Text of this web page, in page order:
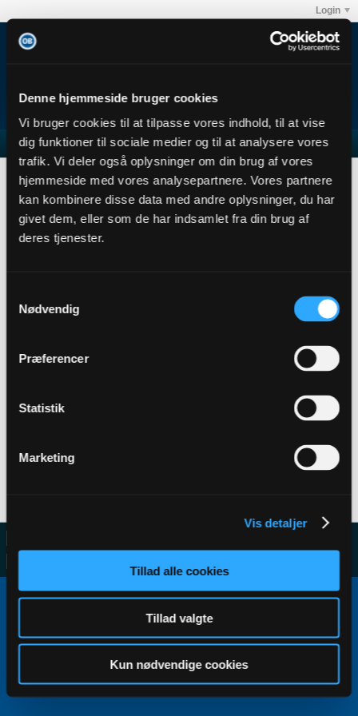
Denne hjemmeside bruger cookies
Vi bruger cookies til at tilpasse vores indhold, til at vise
dig funktioner til sociale medier og til at analysere vores
trafik. Vi deler også oplysninger om din brug af vores
hjemmeside med vores analysepartnere. Vores partnere
kan kombinere disse data med andre oplysninger, du har
givet dem, eller som de har indsamlet fra din brug af
deres tjenester.
Nødvendig
Præferencer
Statistik
Marketing
Vis detaljer
Tillad alle cookies
Tillad valgte
Kun nødvendige cookies
Login
Stefanovich
User Profile
Stefanovich
Senior Member
0
0
Copyright ©2000 - 2026, Jelsoft Enterprises Ltd.
All times are GMT+1. This page was generated at 08:27.